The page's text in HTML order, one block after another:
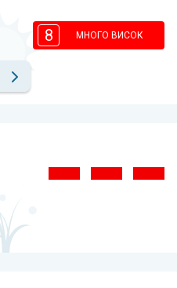
8 МНОГО ВИСОК